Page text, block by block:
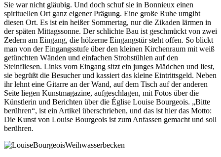
Sie war nicht gläubig. Und doch schuf sie in Bonnieux einen
spirituellen Ort ganz eigener Prägung. Eine große Ruhe umgibt
diesen Ort. Es ist ein heißer Sommertag, nur die Zikaden lärmen in
der späten Mittagssonne. Der schlichte Bau ist geschmückt von zwei
Zedern am Eingang, die hölzerne Eingangstür steht offen. So blickt
man von der Eingangsstufe über den kleinen Kirchenraum mit weiß
getünchten Wänden und einfachen Strohstühlen auf den
Steinfliesen. Links vom Eingang sitzt ein junges Mädchen und liest,
sie begrüßt die Besucher und kassiert das kleine Eintrittsgeld. Neben
ihr lehnt eine Gitarre an der Wand, auf dem Tisch auf der anderen
Seite liegen Kunstmagazine, aufgeschlagen, mit Fotos über die
Künstlerin und Berichten über die Église Louise Bourgeois. „Bitte
berühren“, ist ein Artikel überschrieben, und das ist hier das Motto:
Die Kunst von Louise Bourgeois ist zum Anfassen gemacht und soll
berühren.